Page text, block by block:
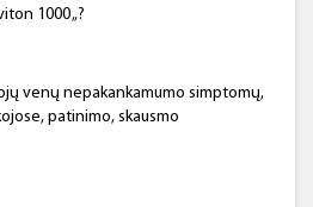
1000 „?
venų nepakankamumo simptomų,
patinimo, skausmo